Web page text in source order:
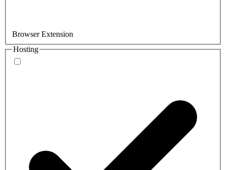
Browser Extension
Hosting